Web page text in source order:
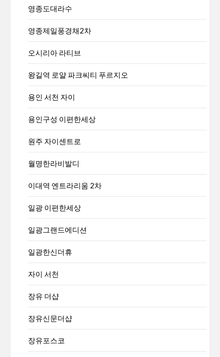
영종도대라수
영종제일풍경채2차
오시리아 라티브
왕길역 로얄 파크씨티 푸르지오
용인 서천 자이
용인구성 이편한세상
원주 자이센트로
월명한라비발디
이대역 엔트라리움 2차
일광 이편한세상
일광그랜드에디션
일광한신더휴
자이 서천
장유 더샵
장유신문더샵
장유포스코